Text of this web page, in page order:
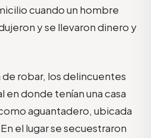
cuando un hombre
y se llevaron dinero y
robar, los delincuentes
en donde tenían una casa
aguantadero, ubicada
el lugar se secuestraron